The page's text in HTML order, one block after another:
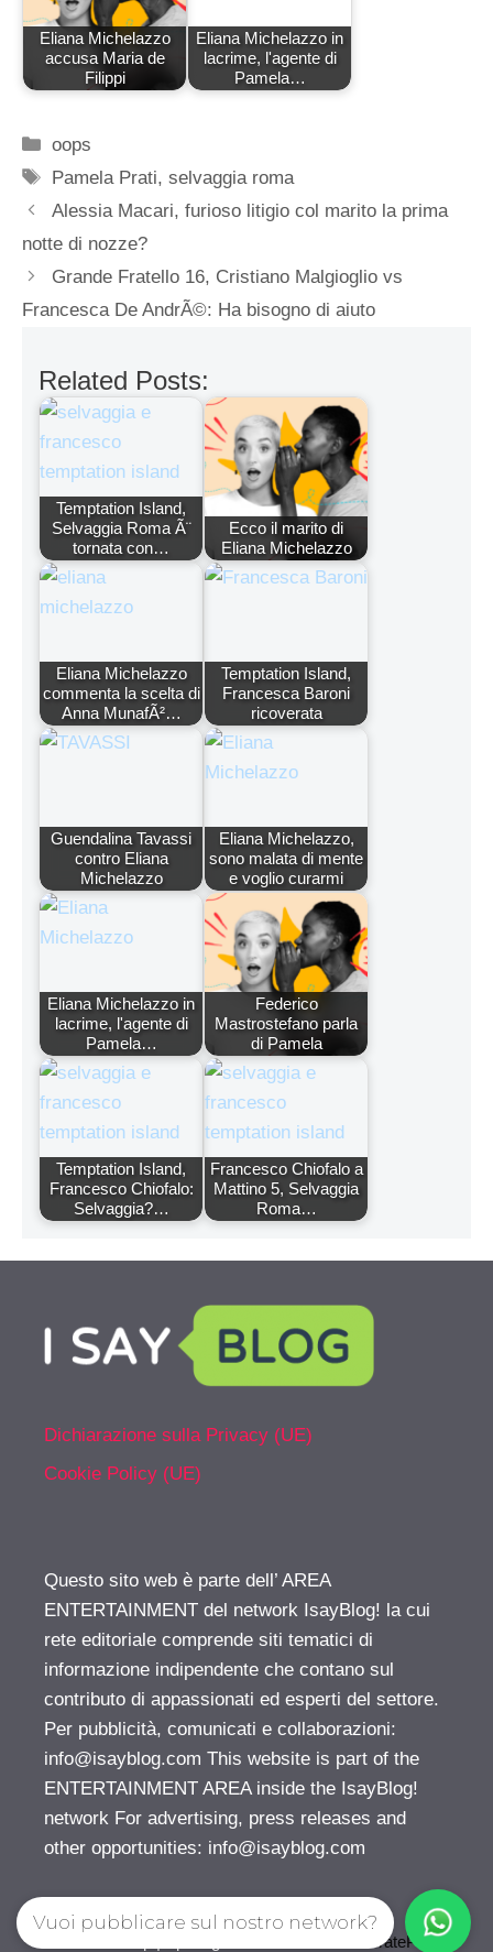
Eliana Michelazzo
accusa Maria de
Filippi
Eliana Michelazzo in
lacrime, l'agente di
Pamela…
Categorie
oops
Tag
Pamela Prati,selvaggia roma
Alessia Macari, furioso litigio col marito la prima
notte di nozze?
Grande Fratello 16, Cristiano Malgioglio vs
Francesca De AndrÃ©: Ha bisogno di aiuto
Related Posts:
Temptation Island,
Selvaggia Roma Ã¨
tornata con…
Ecco il marito di
Eliana Michelazzo
Eliana Michelazzo
commenta la scelta di
Anna MunafÃ²…
Temptation Island,
Francesca Baroni
ricoverata
Guendalina Tavassi
contro Eliana
Michelazzo
Eliana Michelazzo,
sono malata di mente
e voglio curarmi
Eliana Michelazzo in
lacrime, l'agente di
Pamela…
Federico
Mastrostefano parla
di Pamela
Temptation Island,
Francesco Chiofalo:
Selvaggia?…
Francesco Chiofalo a
Mattino 5, Selvaggia
Roma…
Dichiarazione sulla Privacy (UE)
Cookie Policy (UE)
Questo sito web è parte dell’ AREA
ENTERTAINMENT del network IsayBlog! la cui
rete editoriale comprende siti tematici di
informazione indipendente che contano sul
contributo di appassionati ed esperti del settore.
Per pubblicità, comunicati e collaborazioni:
info@isayblog.com This website is part of the
ENTERTAINMENT AREA inside the IsayBlog!
network For advertising, press releases and
other opportunities: info@isayblog.com
GeneratePress
Vuoi pubblicare sul nostro network?